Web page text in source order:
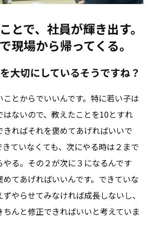
とで、社員が輝き出す。
現場から帰ってくる。
大切にしているそうですね？
とからでいいんです。特に若い子は
ないので、教えたことを10とすれ
きればそれを褒めてあげればいいで
ていなくても、次にやる時は２まで
る。その２が次に３になるんです
てあげればいいんです。できていな
やらせてみなければ成長しないし、
んと修正できればいいと考えていま